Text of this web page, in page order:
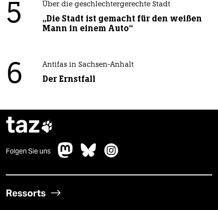
5 Über die geschlechtergerechte Stadt
„Die Stadt ist gemacht für den weißen
Mann in einem Auto“
6 Antifas in Sachsen-Anhalt
Der Ernstfall
taz
Folgen Sie uns
Ressorts